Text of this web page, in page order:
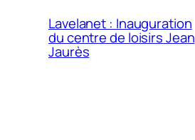
Lavelanet : Inauguration
du centre de loisirs Jean
Jaurès